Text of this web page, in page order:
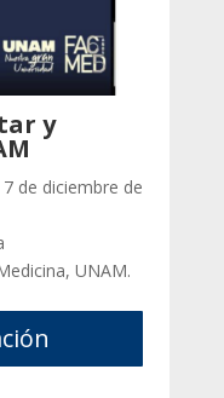
y
de diciembre de
UNAM.